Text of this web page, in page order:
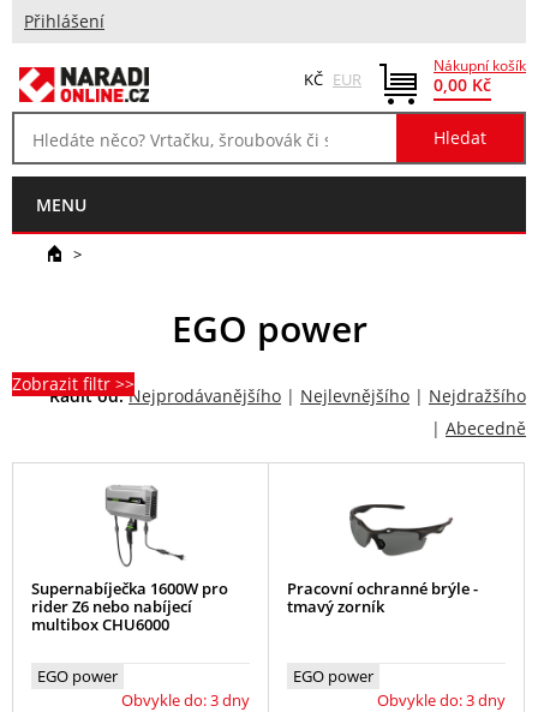
Přihlášení
Nákupní košík
0,00 Kč
KČ EUR
MENU
>
EGO power
Řadit od: Nejprodávanějšího | Nejlevnějšího | Nejdražšího
| Abecedně
Supernabíječka 1600W pro
rider Z6 nebo nabíjecí
multibox CHU6000
EGO power
Obvykle do: 3 dny
Pracovní ochranné brýle -
tmavý zorník
EGO power
Obvykle do: 3 dny
Zobrazit filtr >>